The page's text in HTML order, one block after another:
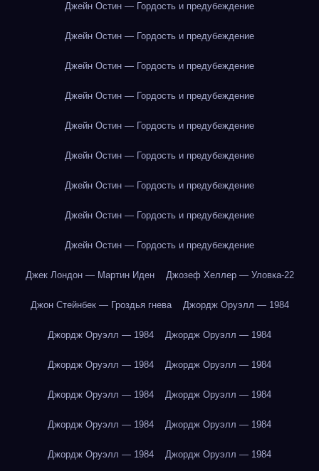
Джейн Остин — Гордость и предубеждение
Джейн Остин — Гордость и предубеждение
Джейн Остин — Гордость и предубеждение
Джейн Остин — Гордость и предубеждение
Джейн Остин — Гордость и предубеждение
Джейн Остин — Гордость и предубеждение
Джейн Остин — Гордость и предубеждение
Джейн Остин — Гордость и предубеждение
Джейн Остин — Гордость и предубеждение
Джек Лондон — Мартин Иден Джозеф Хеллер — Уловка-22
Джон Стейнбек — Гроздья гнева Джордж Оруэлл — 1984
Джордж Оруэлл — 1984 Джордж Оруэлл — 1984
Джордж Оруэлл — 1984 Джордж Оруэлл — 1984
Джордж Оруэлл — 1984 Джордж Оруэлл — 1984
Джордж Оруэлл — 1984 Джордж Оруэлл — 1984
Джордж Оруэлл — 1984 Джордж Оруэлл — 1984